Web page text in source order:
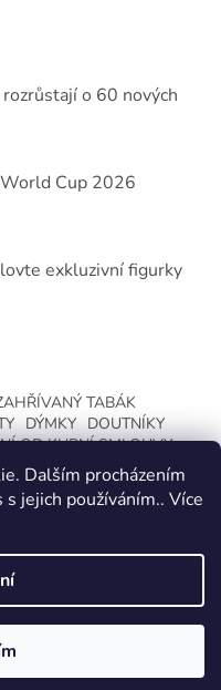
Dalším procházením
jejich používáním.. Více
o 60 nových
Cup 2026
exkluzivní figurky
TABÁK
DÝMKY
DOUTNÍKY
OD KUPNÍ SMLOUVY
. Všechna práva vyhrazena.